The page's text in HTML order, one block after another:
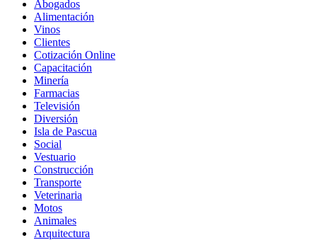
Abogados
Alimentación
Vinos
Clientes
Cotización Online
Capacitación
Minería
Farmacias
Televisión
Diversión
Isla de Pascua
Social
Vestuario
Construcción
Transporte
Veterinaria
Motos
Animales
Arquitectura